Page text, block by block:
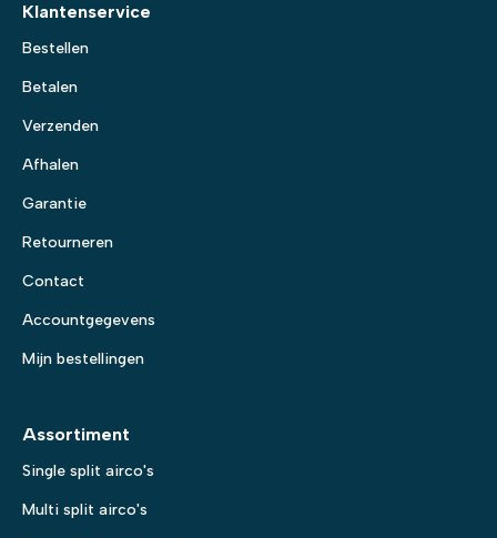
Klantenservice
Bestellen
Betalen
Verzenden
Afhalen
Garantie
Retourneren
Contact
Accountgegevens
Mijn bestellingen
Assortiment
Single split airco's
Multi split airco's